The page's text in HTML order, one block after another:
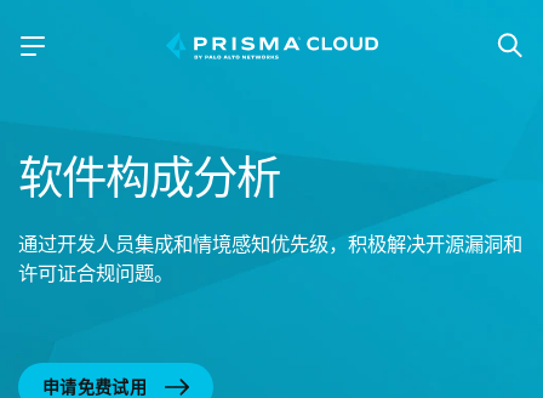
软件构成分析
通过开发人员集成和情境感知优先级，积极解决开源漏洞和
许可证合规问题。
申请免费试用